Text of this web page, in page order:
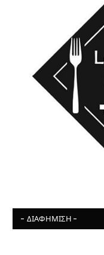
- ΔΙΑΦΉΜΙΣΗ -